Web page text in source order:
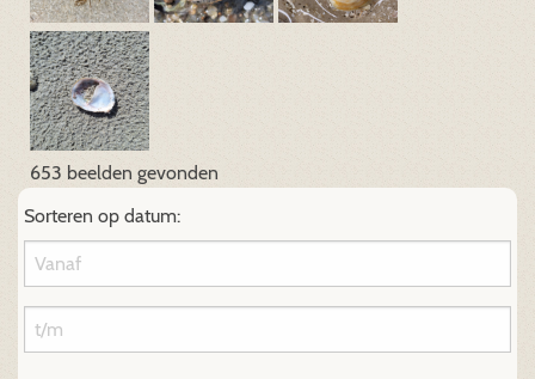
653 beelden gevonden
Sorteren op datum: